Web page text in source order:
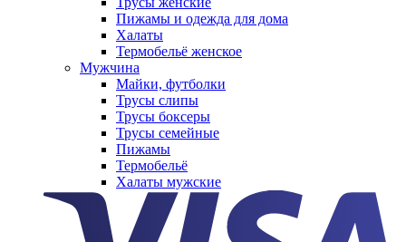
Пижамы и одежда для дома
Халаты
Термобельё женское
Мужчина
Майки, футболки
Трусы слипы
Трусы боксеры
Трусы семейные
Пижамы
Термобельё
Халаты мужские